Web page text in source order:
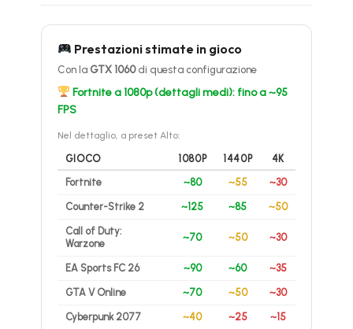
Prestazioni stimate in gioco
Con la GTX 1060di questa configurazione
Fortnite a 1080p (dettagli medi): fino a ~95
FPS
Nel dettaglio, a preset Alto:
GIOCO 1080P 1440P
4K
Fortnite
~80 ~55 ~30
Counter-Strike 2 ~125 ~85 ~50
Call of Duty:
Warzone
~70 ~50 ~30
EA Sports FC 26 ~90 ~60 ~35
GTA V Online ~70 ~50 ~30
Cyberpunk 2077 ~40 ~25 ~15